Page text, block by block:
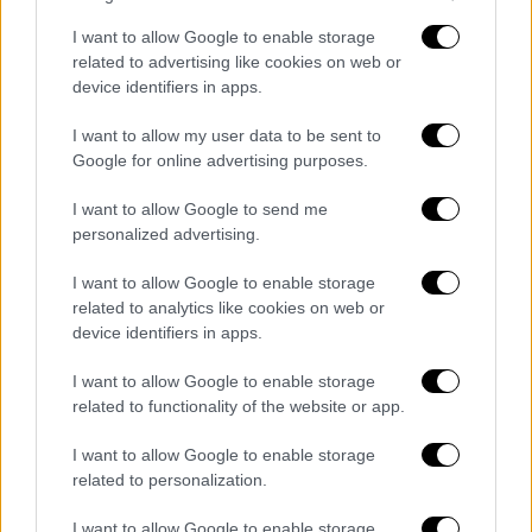
I want to allow Google to enable storage
related to advertising like cookies on web or
device identifiers in apps.
I want to allow my user data to be sent to
Google for online advertising purposes.
I want to allow Google to send me
personalized advertising.
I want to allow Google to enable storage
related to analytics like cookies on web or
device identifiers in apps.
I want to allow Google to enable storage
related to functionality of the website or app.
I want to allow Google to enable storage
related to personalization.
I want to allow Google to enable storage
εισιτήριο εισήλθαν στο γήπεδο. Αν ισχύει
ότι κάτοχοι εισιτηρίων έμειναν εκτός ενώ
άτομα χωρίς εισιτήριο μπήκαν μέσα, τότε
οργανωτικό πρόβλημα? πρόκειται για ευθεία
παραβίαση των δικαιωμάτων των φιλάθλων
και κατάρρευση της αξιοπιστίας της
διοργάνωσης.
Μια διοργάνωση όπως η EuroLeague, που
ισχυρίζεται ότι αποτελεί την κορυφή του
ευρωπαϊκού μπάσκετ, δεν μπορεί να
αποτυγχάνει στο πιο βασικό της καθήκον: να
εξασφαλίζει ότι οι φίλαθλοι με εισιτήριο
εισέρχονται έγκαιρα, με ασφάλεια και δίκαια
στο γήπεδο.
Οι διαιτητικές αποφάσεις μπορούν να